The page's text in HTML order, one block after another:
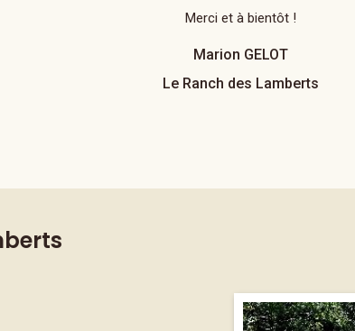
Merci et à bientôt !
Marion GELOT
Le Ranch des Lamberts